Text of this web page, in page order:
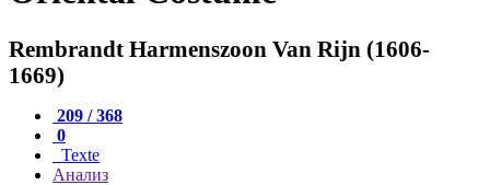
Rembrandt Harmenszoon Van Rijn (1606-
1669)
209 / 368
0
Texte
Анализ